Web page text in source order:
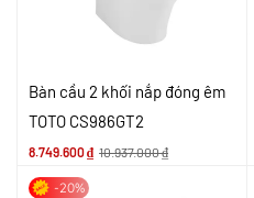
Bàn cầu 2 khối nắp đóng êm
TOTO CS986GT2
8.749.600₫ 10.937.000₫
-20%